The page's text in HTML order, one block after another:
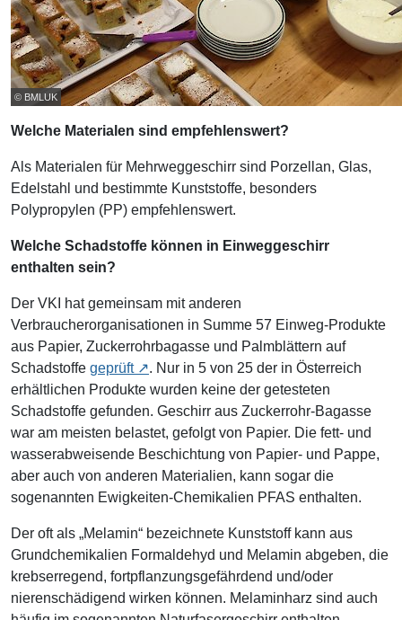
© BMLUK
Welche Materialen sind empfehlenswert?
Als Materialen für Mehrweggeschirr sind Porzellan, Glas,
Edelstahl und bestimmte Kunststoffe, besonders
Polypropylen (PP) empfehlenswert.
Welche Schadstoffe können in Einweggeschirr
enthalten sein?
Der VKI hat gemeinsam mit anderen
Verbraucherorganisationen in Summe 57 Einweg-Produkte
aus Papier, Zuckerrohrbagasse und Palmblättern auf
Schadstoffe geprüft
. Nur in 5 von 25 der in Österreich
erhältlichen Produkte wurden keine der getesteten
Schadstoffe gefunden. Geschirr aus Zuckerrohr-Bagasse
war am meisten belastet, gefolgt von Papier. Die fett- und
wasserabweisende Beschichtung von Papier- und Pappe,
aber auch von anderen Materialien, kann sogar die
sogenannten Ewigkeiten-Chemikalien PFAS enthalten.
Der oft als „Melamin“ bezeichnete Kunststoff kann aus
Grundchemikalien Formaldehyd und Melamin abgeben, die
krebserregend, fortpflanzungsgefährdend und/oder
nierenschädigend wirken können. Melaminharz sind auch